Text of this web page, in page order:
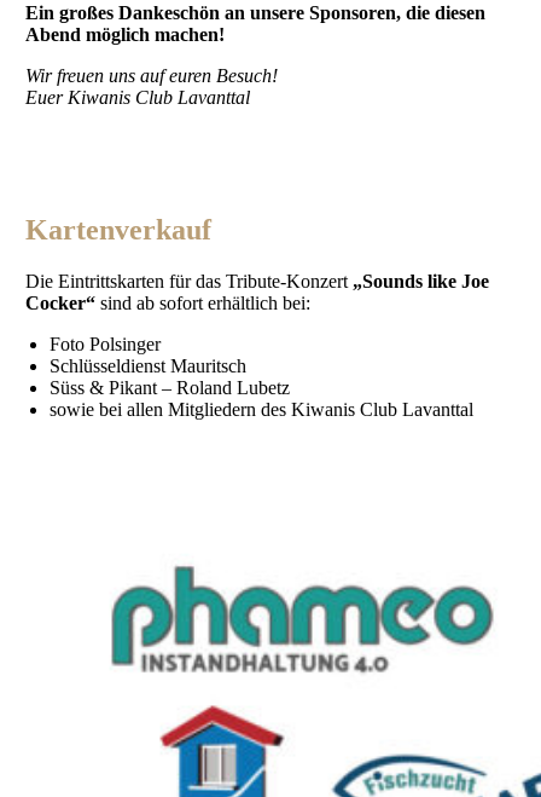
Ein großes Dankeschön an unsere Sponsoren, die diesen
Abend möglich machen!
Wir freuen uns auf euren Besuch!
Euer Kiwanis Club Lavanttal
Kartenverkauf
Die Eintrittskarten für das Tribute-Konzert „Sounds like Joe
Cocker“ sind ab sofort erhältlich bei:
Foto Polsinger
Schlüsseldienst Mauritsch
Süss & Pikant – Roland Lubetz
sowie bei allen Mitgliedern des Kiwanis Club Lavanttal